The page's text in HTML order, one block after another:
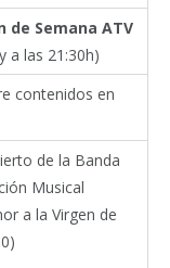
de Semana ATV
a las 21:30h)
contenidos en
de la Banda
Musical
a la Virgen de